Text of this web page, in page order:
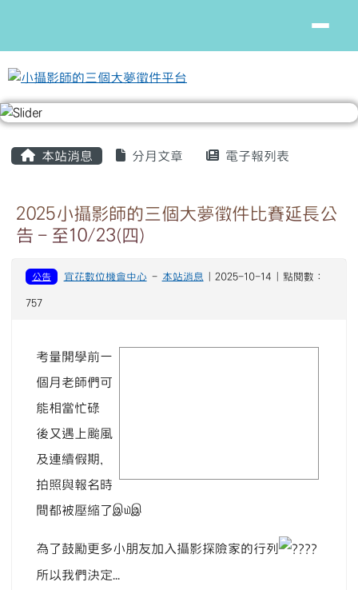
本站消息 分月文章 電子報列表
2025小攝影師的三個大夢徵件比賽延長公
告－至10/23(四)
公告 宜花數位機會中心 - 本站消息 | 2025-10-14 | 點閱數：
757
考量開學前一
個月老師們可
能相當忙碌
後又遇上颱風
及連續假期，
拍照與報名時
間都被壓縮了இ௰இ
為了鼓勵更多小朋友加入攝影探險家的行列
所以我們決定...